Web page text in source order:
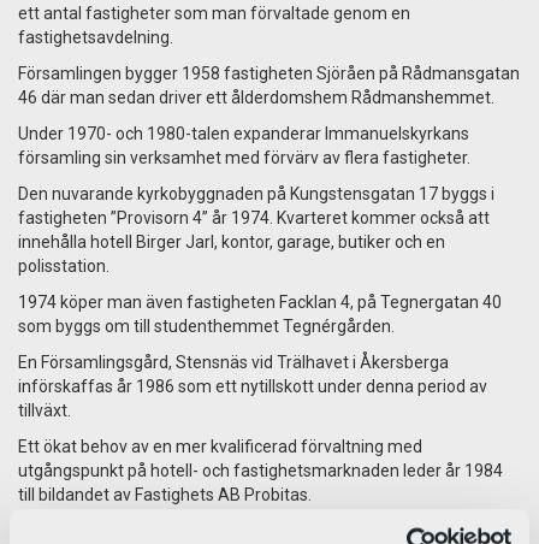
ett antal fastigheter som man förvaltade genom en
fastighetsavdelning.
Församlingen bygger 1958 fastigheten Sjöråen på Rådmansgatan
46 där man sedan driver ett ålderdomshem Rådmanshemmet.
Under 1970- och 1980-talen expanderar Immanuelskyrkans
församling sin verksamhet med förvärv av flera fastigheter.
Den nuvarande kyrkobyggnaden på Kungstensgatan 17 byggs i
fastigheten ”Provisorn 4” år 1974. Kvarteret kommer också att
innehålla hotell Birger Jarl, kontor, garage, butiker och en
polisstation.
1974 köper man även fastigheten Facklan 4, på Tegnergatan 40
som byggs om till studenthemmet Tegnérgården.
En Församlingsgård, Stensnäs vid Trälhavet i Åkersberga
införskaffas år 1986 som ett nytillskott under denna period av
tillväxt.
Ett ökat behov av en mer kvalificerad förvaltning med
utgångspunkt på hotell- och fastighetsmarknaden leder år 1984
till bildandet av Fastighets AB Probitas.
Det församlingsägda förvaltningsbolaget utvecklas vidare med